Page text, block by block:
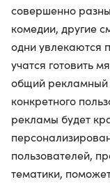
совершенно
комедии, другие
одни увлекаются
учатся готовить
общий рекламный
конкретного
рекламы будет
пользователей,
тематики,